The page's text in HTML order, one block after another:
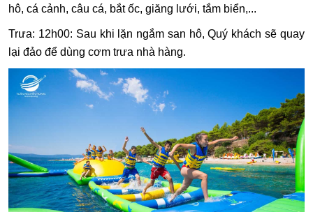
hô, cá cảnh, câu cá, bắt ốc, giăng lưới, tắm biển,...
Trưa: 12h00: Sau khi lặn ngắm san hô, Quý khách sẽ quay
lại đảo để dùng cơm trưa nhà hàng.